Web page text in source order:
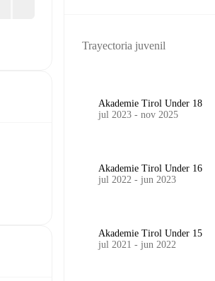
Trayectoria juvenil
Akademie Tirol Under 18
jul 2023 - nov 2025
Akademie Tirol Under 16
jul 2022 - jun 2023
Akademie Tirol Under 15
jul 2021 - jun 2022